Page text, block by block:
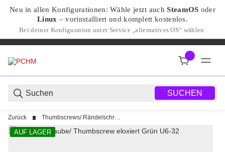
Neu in allen Konfigurationen: Wähle jetzt auchSteamOS oder
Linux – vorinstalliert und komplett kostenlos.
Bei deiner Konfiguration unter Service „alternatives OS“ wählen.
SUCHEN
Zurück Thumbscrews/ Rändelschrauben
AUF LAGER